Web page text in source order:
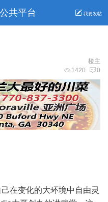
共平台 我要发帖
楼主
1420 0
在变化的大环境中自由灵